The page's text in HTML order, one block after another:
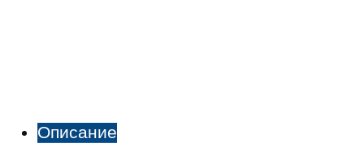
Описание